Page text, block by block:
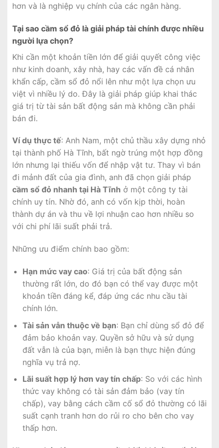
hơn và là nghiệp vụ chính của các ngân hàng.
Tại sao cầm sổ đỏ là giải pháp tài chính được nhiều
người lựa chọn?
Khi cần một khoản tiền lớn để giải quyết công việc
như kinh doanh, xây nhà, hay các vấn đề cá nhân
khẩn cấp, cầm sổ đỏ nổi lên như một lựa chọn ưu
việt vì nhiều lý do. Đây là giải pháp giúp khai thác
giá trị từ tài sản bất động sản mà không cần phải
bán đi.
Ví dụ thực tế: Anh Nam, một chủ thầu xây dựng nhỏ
tại thành phố Hà Tĩnh, bất ngờ trúng một hợp đồng
lớn nhưng lại thiếu vốn để nhập vật tư. Thay vì bán
đi mảnh đất của gia đình, anh đã chọn giải pháp
cầm sổ đỏ nhanh tại Hà Tĩnh ở một công ty tài
chính uy tín. Nhờ đó, anh có vốn kịp thời, hoàn
thành dự án và thu về lợi nhuận cao hơn nhiều so
với chi phí lãi suất phải trả.
Những ưu điểm chính bao gồm:
Hạn mức vay cao: Giá trị của bất động sản
thường rất lớn, do đó bạn có thể vay được một
khoản tiền đáng kể, đáp ứng các nhu cầu tài
chính lớn.
Tài sản vẫn thuộc về bạn: Bạn chỉ dùng sổ đỏ để
đảm bảo khoản vay. Quyền sở hữu và sử dụng
đất vẫn là của bạn, miễn là bạn thực hiện đúng
nghĩa vụ trả nợ.
Lãi suất hợp lý hơn vay tín chấp: So với các hình
thức vay không có tài sản đảm bảo (vay tín
chấp), vay bằng cách cầm cố sổ đỏ thường có lãi
suất cạnh tranh hơn do rủi ro cho bên cho vay
thấp hơn.